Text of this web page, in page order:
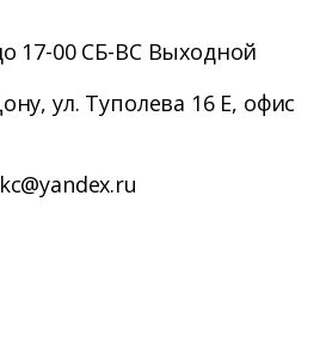
17-00 СБ-ВС Выходной
ул. Туполева 16 Е, офис